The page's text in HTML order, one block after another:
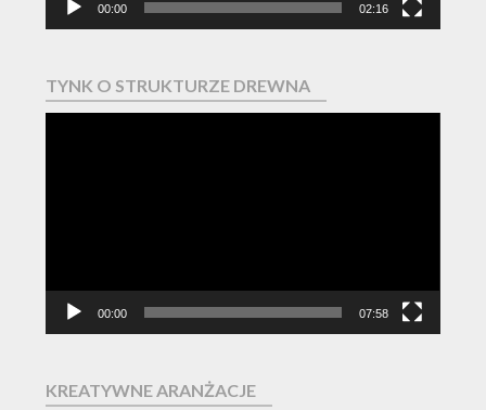
00:00 02:16
TYNK O STRUKTURZE DREWNA
00:00 07:58
KREATYWNE ARANŻACJE